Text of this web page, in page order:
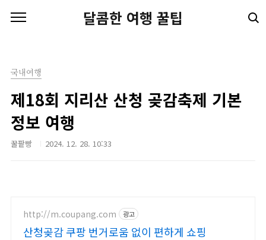
달콤한 여행 꿀팁
국내여행
제18회 지리산 산청 곶감축제 기본
정보 여행
꿀팥빵 2024. 12. 28. 10:33
http://m.coupang.com 광고
산청곶감 쿠팡 번거로움 없이 편하게 쇼핑